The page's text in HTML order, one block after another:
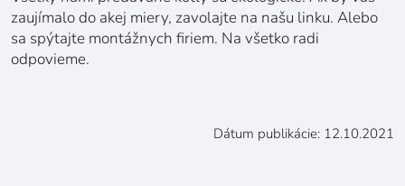
zaujímalo do akej miery, zavolajte na našu linku. Alebo
sa spýtajte montážnych firiem. Na všetko radi
odpovieme.
Dátum publikácie: 12.10.2021